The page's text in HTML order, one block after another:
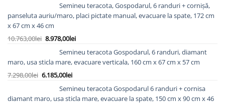
Semineu teracota, Gospodarul, 6 randuri + cornișă,
panseluta auriu/maro, placi pictate manual, evacuare la spate, 172 cm
x 67 cm x 46 cm
10.763,00lei Prețul
inițial
a
10.763,00lei.
8.978,00leiPrețul
curent
Semineu teracota Gospodarul, 6 randuri, diamant
maro, usa sticla mare, evacuare verticala, 160 cm x 67 cm x 57 cm
7.298,00lei Prețul
6.185,00leiPrețul
curent
este:
Semineu teracota Gospodarul 6 randuri + cornisa
diamant maro, usa sticla mare, evacuare la spate, 150 cm x 90 cm x 46